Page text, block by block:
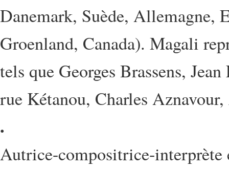
Danemark, Suède, Allemagne,
Groenland, Canada). Magali
tels que Georges Brassens,
rue Kétanou, Charles
.
Autrice-compositrice-